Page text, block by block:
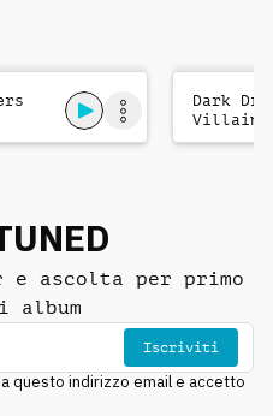
Dark
Villains
ascolta per primo
album
Iscriviti
questo indirizzo email e accetto